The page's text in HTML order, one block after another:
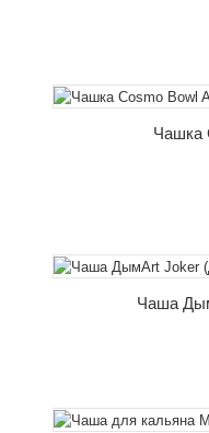
Чашка
Чаша